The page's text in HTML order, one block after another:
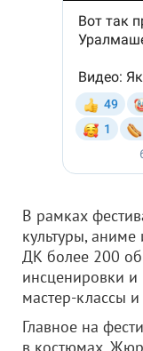
В рамках
культуры,
ДК более 200
инсценировки и
мастер-классы
Главное на